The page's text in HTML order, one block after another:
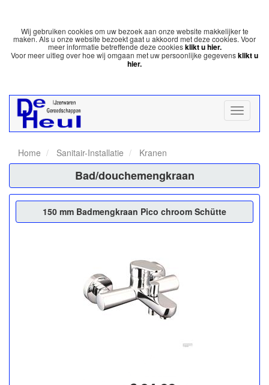
Wij gebruiken cookies om uw bezoek aan onze website makkelijker te
maken. Als u onze website bezoekt gaat u akkoord met deze cookies. Voor
meer informatie betreffende deze cookiesklikt u hier.
Voor meer uitleg over hoe wij omgaan met uw persoonlijke gegevensklikt u
hier.
Home Sanitair-Installatie Kranen
Bad/douchemengkraan
150 mm Badmengkraan Pico chroom Schütte